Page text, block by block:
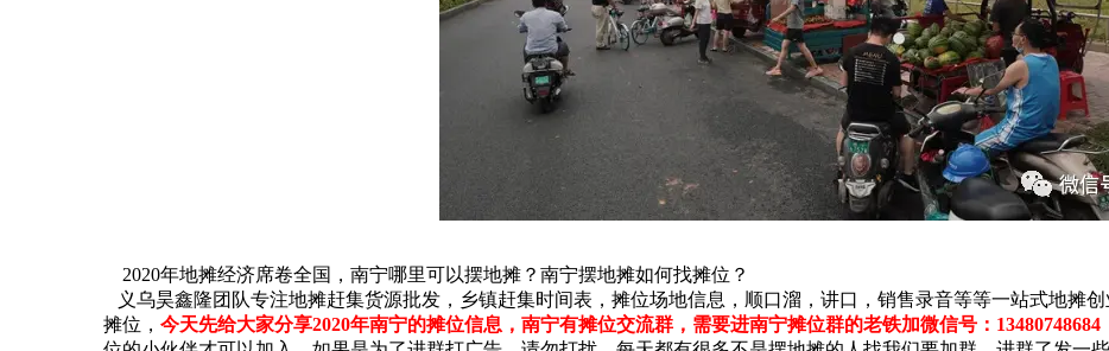
2020年地摊经济席卷全国，南宁哪里可以摆地摊？南宁摆地摊如何找摊位？
义乌昊鑫隆团队专注地摊赶集货源批发，乡镇赶集时间表，摊位场地信息，顺口溜，讲口，销售录音等等一站式地摊
摊位， 今天先给大家分享2020年南宁的摊位信息，南宁有摊位交流群，需要进南宁摊位群的老铁加微信号：